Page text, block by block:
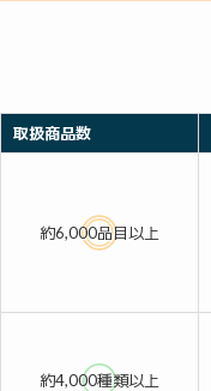
取扱商品数
約6,000品目以上
約4,000種類以上